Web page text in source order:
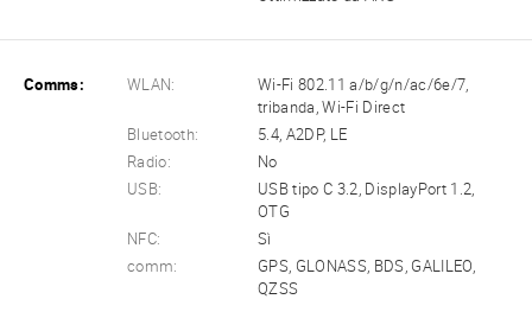
Comms: WLAN:
Wi-Fi 802.11 a/b/g/n/ac/6e/7,
tribanda, Wi-Fi Direct
Bluetooth:
5.4, A2DP, LE
Radio:
No
USB:
USB tipo C 3.2, DisplayPort 1.2,
OTG
NFC:
Sì
comm:
GPS, GLONASS, BDS, GALILEO,
QZSS